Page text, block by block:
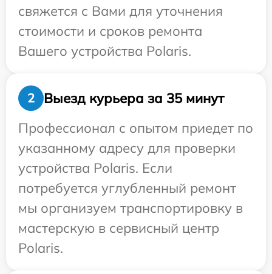
свяжется с Вами для уточнения
стоимости и сроков ремонта
Вашего устройства Polaris.
2
Выезд курьера за 35 минут
Профессионал с опытом приедет по
указанному адресу для проверки
устройства Polaris. Если
потребуется углубленный ремонт
мы организуем транспортировку в
мастерскую в сервисный центр
Polaris.